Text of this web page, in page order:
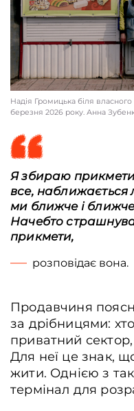
Надія Громицька біля
березня 2026 року. Анна
Я збираю
все, наближається
ми ближче і
Начебто
прикмети,
розповідає вона.
Продавчиня
за дрібницями:
приватний
Для неї це знак,
жити. Однією з
термінал для